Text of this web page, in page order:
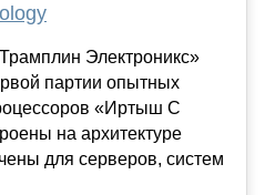
Электроникс»
партии опытных
«Иртыш С
на архитектуре
для серверов, систем